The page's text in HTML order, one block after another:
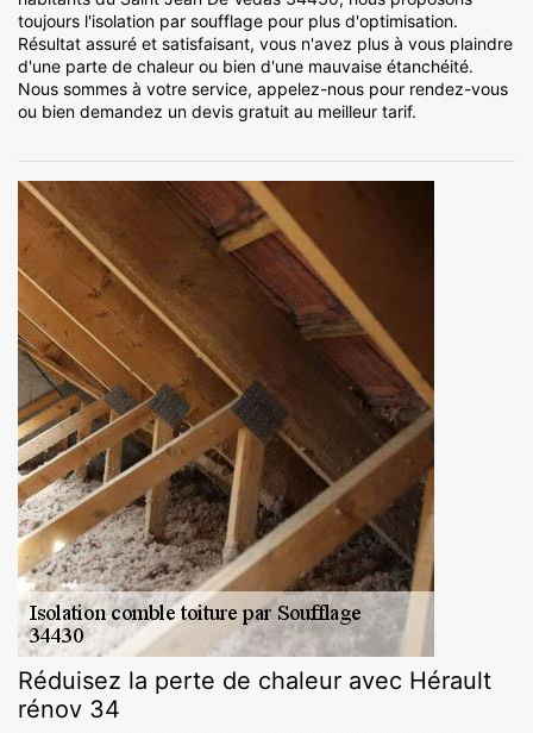
toujours l'isolation par soufflage pour plus d'optimisation.
Résultat assuré et satisfaisant, vous n'avez plus à vous plaindre
d'une parte de chaleur ou bien d'une mauvaise étanchéité.
Nous sommes à votre service, appelez-nous pour rendez-vous
ou bien demandez un devis gratuit au meilleur tarif.
Réduisez la perte de chaleur avec Hérault
rénov 34